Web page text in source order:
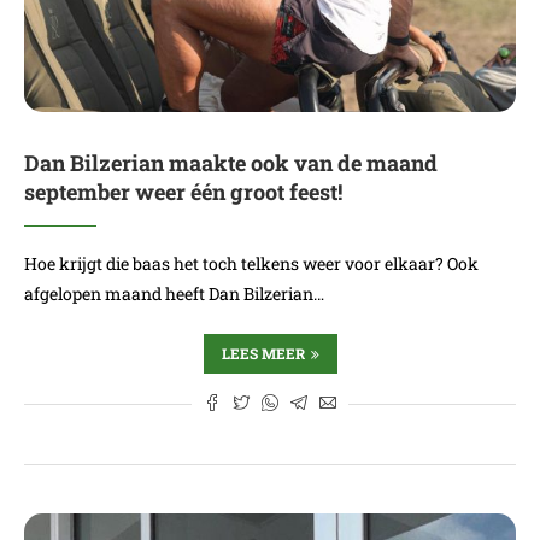
Dan Bilzerian maakte ook van de maand
september weer één groot feest!
Hoe krijgt die baas het toch telkens weer voor elkaar? Ook
afgelopen maand heeft Dan Bilzerian…
LEES MEER